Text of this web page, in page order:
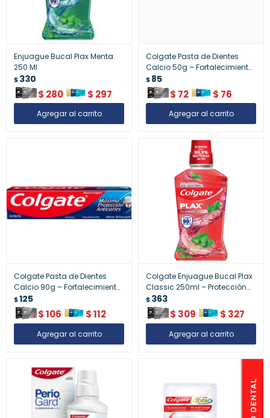
Enjuague Bucal Plax Menta
250 Ml
$330
$ 280 $ 297
Colgate Pasta de Dientes
Calcio 50g – Fortalecimiento
Dental Concentrado
$85
$ 72 $ 76
Colgate Pasta de Dientes
Calcio 90g – Fortalecimiento
de Dientes
$125
$106 $112
Colgate Enjuague Bucal Plax
Classic 250ml – Protección
Completa de Encías
$363
$ 309 $ 327